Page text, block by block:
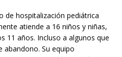
de hospitalización pediátrica
atiende a 16 niños y niñas,
11 años. Incluso a algunos que
abandono. Su equipo